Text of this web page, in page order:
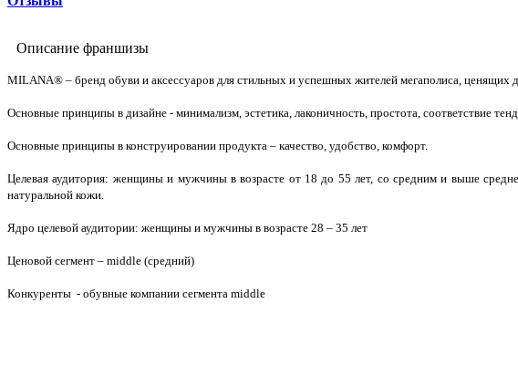
Описание франшизы
MILANA® – бренд обуви и аксессуаров для стильных и успешных жителей мегаполиса,
Основные принципы в дизайне - минимализм, эстетика, лаконичность, простота, соответствие
Основные принципы в конструировании продукта – качество, удобство, комфорт.
Целевая аудитория: женщины и мужчины в возрасте от 18 до 55 лет, со средним и выше
натуральной кожи.
Ядро целевой аудитории: женщины и мужчины в возрасте 28 – 35 лет
Ценовой сегмент – middle (средний)
Конкуренты - обувные компании сегмента middle